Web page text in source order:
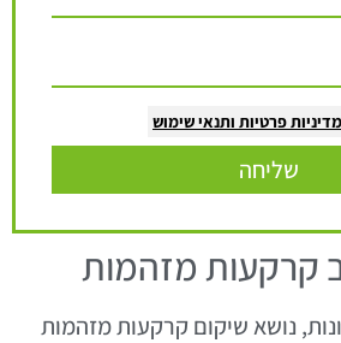
מדיניות פרטיות ותנאי שימוש
שליחה
קרקעות מזהמות
נושא שיקום קרקעות מזהמות